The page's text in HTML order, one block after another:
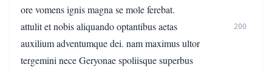
ore vomens ignis magna se mole ferebat.
attulit et nobis aliquando optantibus aetas
200
auxilium adventumque dei. nam maximus ultor
tergemini nece Geryonae spoliisque superbus